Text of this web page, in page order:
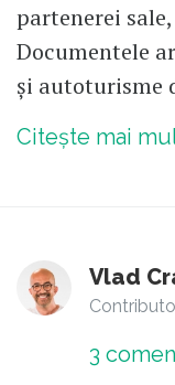
partenerei
Documentele
și autoturisme
Citește mai
Vlad
3